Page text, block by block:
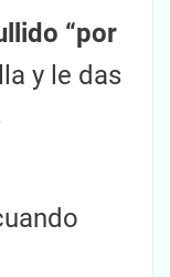
“por
y le das